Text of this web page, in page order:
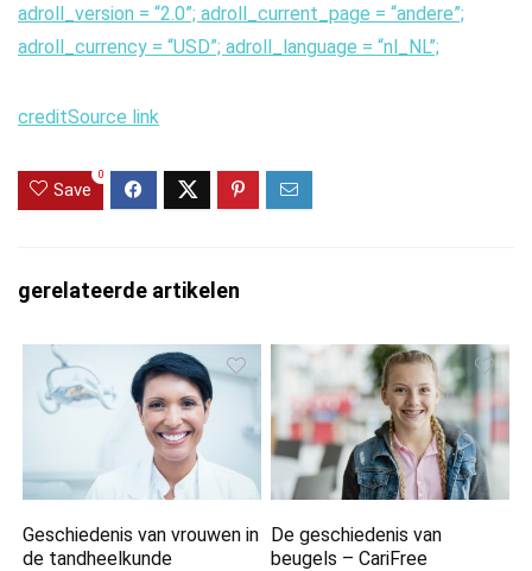
adroll_version = “2.0”; adroll_current_page = “andere”;
adroll_currency = “USD”; adroll_language = “nl_NL”;
creditSource link
Save
0
gerelateerde artikelen
Geschiedenis van vrouwen in
de tandheelkunde
De geschiedenis van
beugels – CariFree